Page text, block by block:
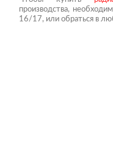
производства,
16/17, или обраться в